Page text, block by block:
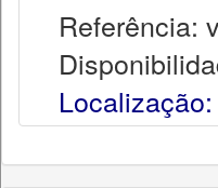
Referência:
Localização: